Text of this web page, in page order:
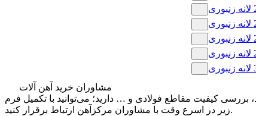
مشاوران خرید آهن آلات
بررسی کیفیت مقاطع فولادی و … دارید؛ می‌توانید با تکمیل فرم
زیر در اسرع وقت با مشاوران مرکزآهن ارتباط برقرار کنید.